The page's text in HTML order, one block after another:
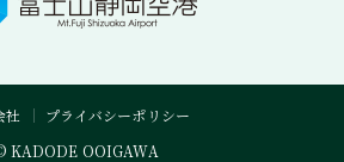
社
プライバシーポリシー
KADODE OOIGAWA